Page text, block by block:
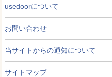
usedoorについて
お問い合わせ
当サイトからの通知について
サイトマップ